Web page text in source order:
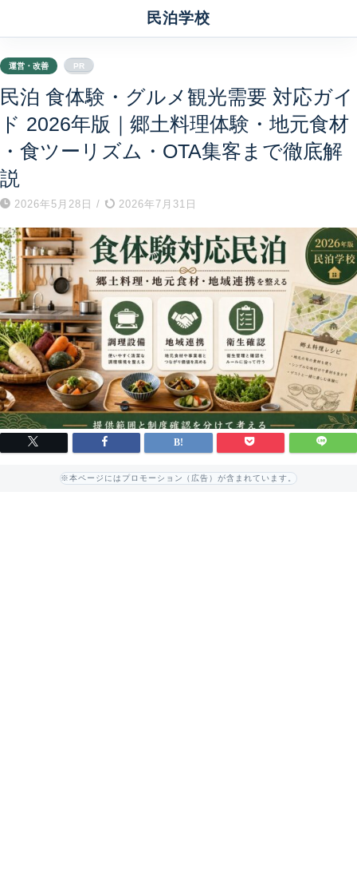
民泊学校
運営・改善 PR
民泊 食体験・グルメ観光需要 対応ガイ
ド 2026年版｜郷土料理体験・地元食材
・食ツーリズム・OTA集客まで徹底解
説
2026年5月28日 / 2026年7月31日
※本ページにはプロモーション（広告）が含まれています。